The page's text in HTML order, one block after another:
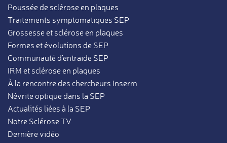
Poussée de sclérose en plaques
Traitements symptomatiques SEP
Grossesse et sclérose en plaques
Formes et évolutions de SEP
Communauté d'entraide SEP
IRM et sclérose en plaques
À la rencontre des chercheurs Inserm
Névrite optique dans la SEP
Actualités liées à la SEP
Notre Sclérose TV
Dernière vidéo